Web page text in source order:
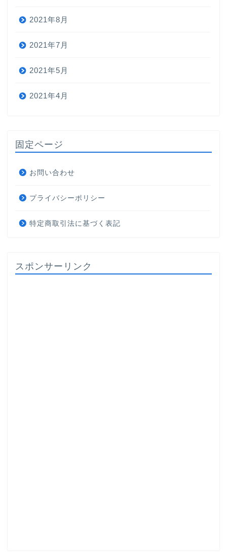
2021年8月
2021年7月
2021年5月
2021年4月
固定ページ
お問い合わせ
プライバシーポリシー
特定商取引法に基づく表記
スポンサーリンク